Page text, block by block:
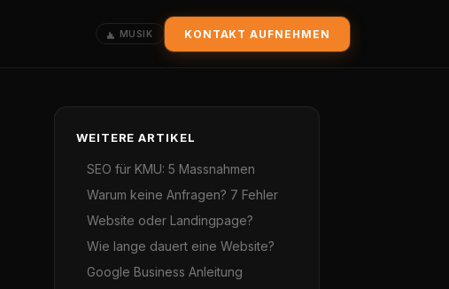
MUSIK KONTAKT AUFNEHMEN
WEITERE ARTIKEL
SEO für KMU: 5 Massnahmen
Warum keine Anfragen? 7 Fehler
Website oder Landingpage?
Wie lange dauert eine Website?
Google Business Anleitung